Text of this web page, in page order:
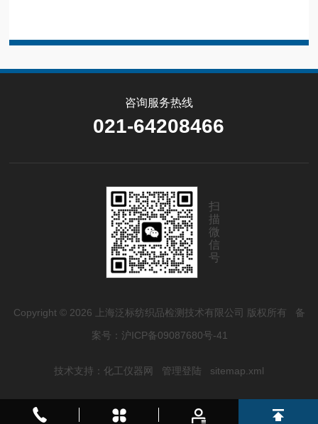
咨询服务热线
021-64208466
扫
描
微
信
号
Copyright © 2026 上海泛标纺织品检测技术有限公司 版权所有 备
案号：沪ICP备09087680号-41
技术支持： 化工仪器网 管理登陆 sitemap.xml